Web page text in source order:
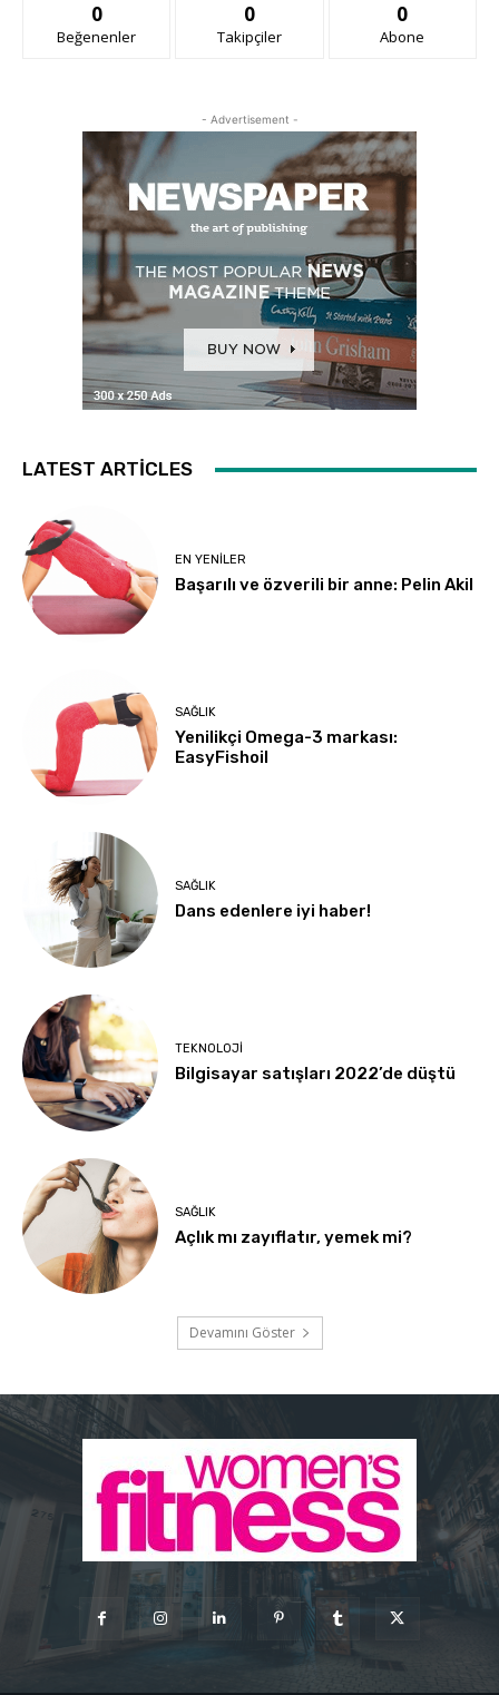
0
Beğenenler
0
Takipçiler
0
Abone
- Advertisement -
LATEST ARTICLES
EN YENILER
Başarılı ve özverili bir anne: Pelin Akil
SAĞLIK
Yenilikçi Omega-3 markası:
EasyFishoil
SAĞLIK
Dans edenlere iyi haber!
TEKNOLOJI
Bilgisayar satışları 2022’de düştü
SAĞLIK
Açlık mı zayıflatır, yemek mi?
Devamını Göster